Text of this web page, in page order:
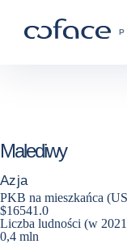
Powrót do strony
Malediwy
Azja
PKB na mieszkańca
$16541.0
Liczba ludności (w
0,4 mln